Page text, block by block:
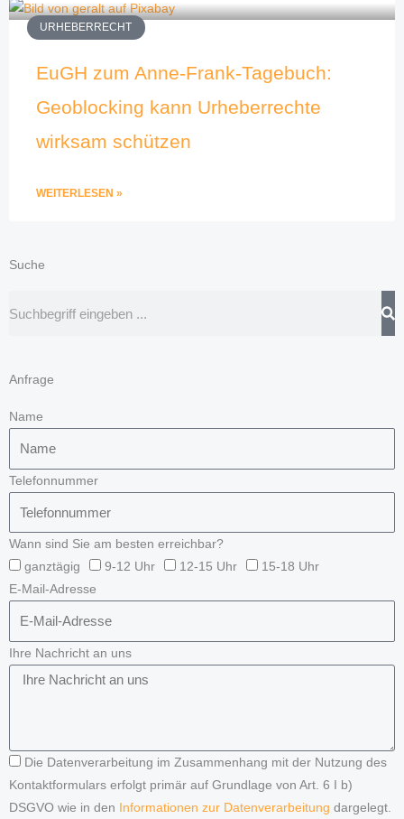
URHEBERRECHT
EuGH zum Anne-Frank-Tagebuch:
Geoblocking kann Urheberrechte
wirksam schützen
WEITERLESEN »
Suche
Anfrage
Name
Telefonnummer
Wann sind Sie am besten erreichbar?
ganztägig
9-12 Uhr 12-15 Uhr
15-18 Uhr
E-Mail-Adresse
Ihre Nachricht an uns
Die Datenverarbeitung im Zusammenhang mit der Nutzung des
Kontaktformulars erfolgt primär auf Grundlage von Art. 6 I b)
DSGVO wie in den Informationen zur Datenverarbeitung dargelegt.